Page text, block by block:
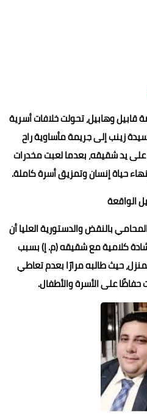
وهابيل، تحولت خلافات أسرية
زينب إلى جريمة مأساوية راح
يد شقيقه، بعدما لعبت مخدرات
حياة إنسان وتمزيق أسرة كاملة.
الواقعة
بالنقض والدستورية العليا أن
كلامية مع شقيقه (م. إ) بسبب
حيث طالبه مرارًا بعدم تعاطي
حفاظًا على الأسرة والأطفال.